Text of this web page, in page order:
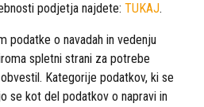
podjetja najdete: TUKAJ.
podatke o navadah in vedenju
spletni strani za potrebe
Kategorije podatkov, ki se
se kot del podatkov o napravi in